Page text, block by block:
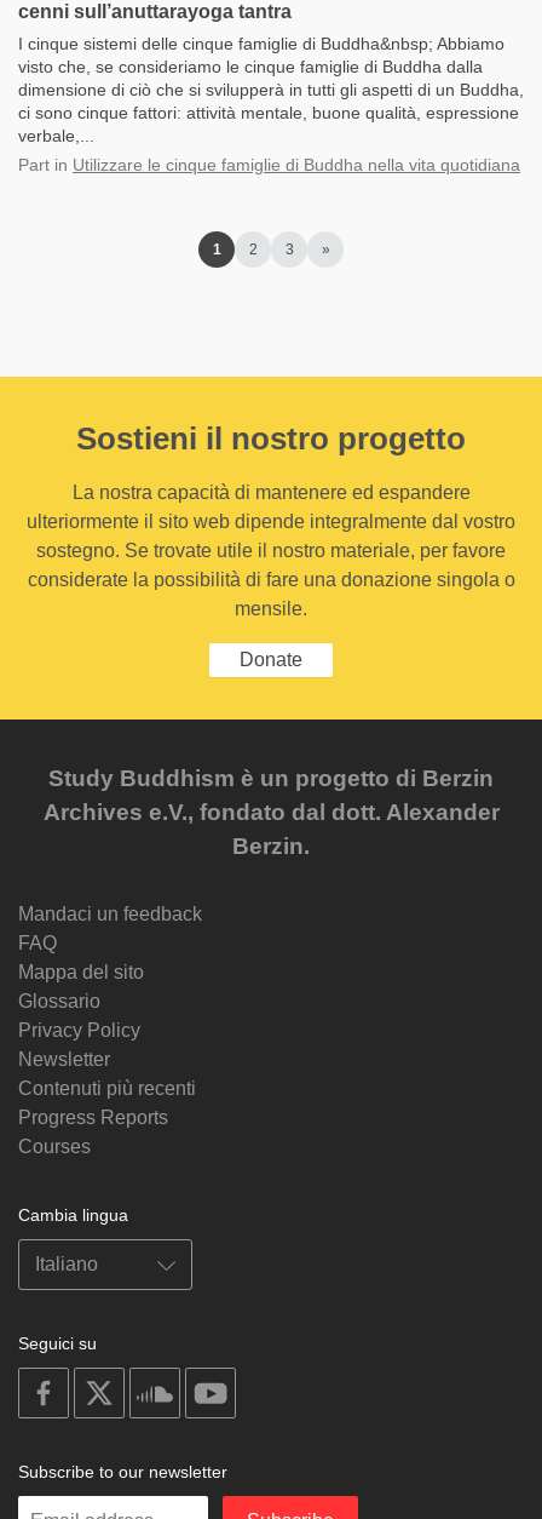
cenni sull’anuttarayoga tantra
I cinque sistemi delle cinque famiglie di Buddha&nbsp; Abbiamo
visto che, se consideriamo le cinque famiglie di Buddha dalla
dimensione di ciò che si svilupperà in tutti gli aspetti di un Buddha,
ci sono cinque fattori: attività mentale, buone qualità, espressione
verbale,...
Part in Utilizzare le cinque famiglie di Buddha nella vita quotidiana
1 2 3 »
Sostieni il nostro progetto
La nostra capacità di mantenere ed espandere
ulteriormente il sito web dipende integralmente dal vostro
sostegno. Se trovate utile il nostro materiale, per favore
considerate la possibilità di fare una donazione singola o
mensile.
Donate
Study Buddhism è un progetto di Berzin
Archives e.V., fondato dal dott. Alexander
Berzin.
Mandaci un feedback
FAQ
Mappa del sito
Glossario
Privacy Policy
Newsletter
Contenuti più recenti
Progress Reports
Courses
Cambia lingua
Seguici su
on
facebook
soundcloud
Subscribe to our newsletter
Enter